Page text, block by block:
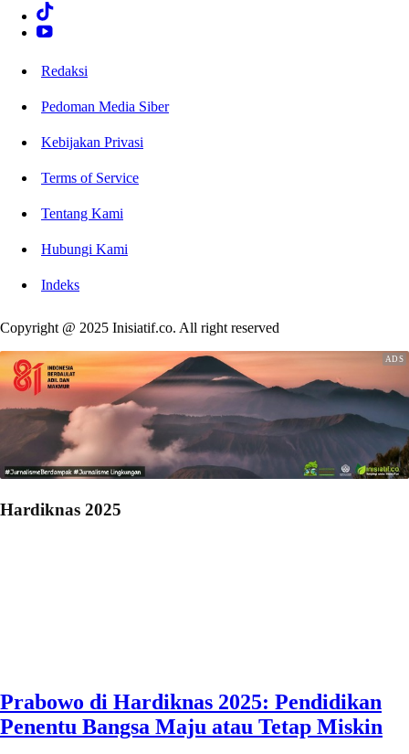
Redaksi
Pedoman Media Siber
Kebijakan Privasi
Terms of Service
Tentang Kami
Hubungi Kami
Indeks
Copyright @ 2025 Inisiatif.co. All right reserved
Hardiknas 2025
Prabowo di Hardiknas 2025: Pendidikan
Penentu Bangsa Maju atau Tetap Miskin